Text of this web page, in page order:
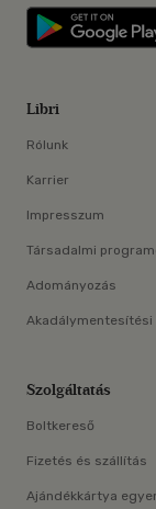
Libri
Rólunk
Karrier
Impresszum
Társadalmi
Adományozás
Akadálymentesítési
Szolgáltatás
Boltkereső
Fizetés és szállítás
Ajándékkártya